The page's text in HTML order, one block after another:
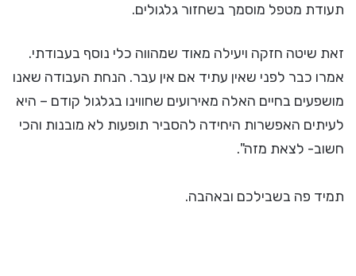
תעודת מטפל מוסמך בשחזור גלגולים.
זאת שיטה חזקה ויעילה מאוד שמהווה כלי נוסף בעבודתי.
אמרו כבר לפני שאין עתיד אם אין עבר. הנחת העבודה שאנו
מושפעים בחיים האלה מאירועים שחווינו בגלגול קודם – היא
לעיתים האפשרות היחידה להסביר תופעות לא מובנות והכי
חשוב- לצאת מזה".
תמיד פה בשבילכם ובאהבה.